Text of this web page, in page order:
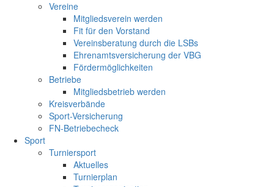
Vereine
Mitgliedsverein werden
Fit für den Vorstand
Vereinsberatung durch die LSBs
Ehrenamtsversicherung der VBG
Fördermöglichkeiten
Betriebe
Mitgliedsbetrieb werden
Kreisverbände
Sport-Versicherung
FN-Betriebecheck
Sport
Turniersport
Aktuelles
Turnierplan